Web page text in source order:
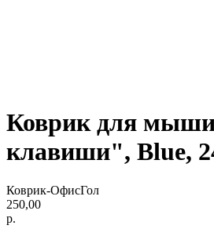
Коврик для
клавиши", Blue,
Коврик-ОфисГол
250,00
р.